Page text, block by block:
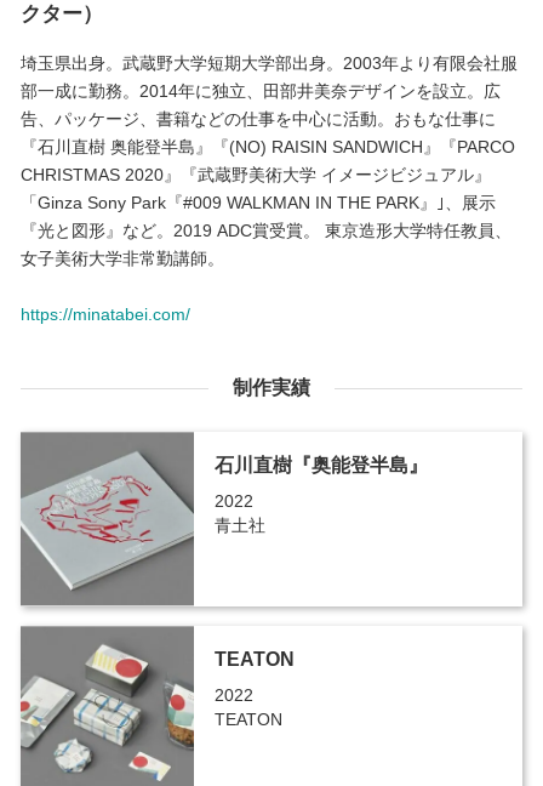
クター）
埼玉県出身。武蔵野大学短期大学部出身。2003年より有限会社服
部一成に勤務。2014年に独立、田部井美奈デザインを設立。広
告、パッケージ、書籍などの仕事を中心に活動。おもな仕事に
『石川直樹 奥能登半島』『(NO) RAISIN SANDWICH』『PARCO
CHRISTMAS 2020』『武蔵野美術大学 イメージビジュアル』
「Ginza Sony Park『#009 WALKMAN IN THE PARK』｣、展示
『光と図形』など。2019 ADC賞受賞。 東京造形大学特任教員、
女子美術大学非常勤講師。
https://minatabei.com/
制作実績
石川直樹『奥能登半島』
2022
青土社
TEATON
2022
TEATON